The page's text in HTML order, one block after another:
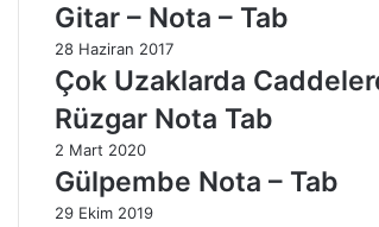
Gitar – Nota – Tab
28 Haziran 2017
Çok Uzaklarda
Rüzgar Nota Tab
2 Mart 2020
Gülpembe Nota – Tab
29 Ekim 2019